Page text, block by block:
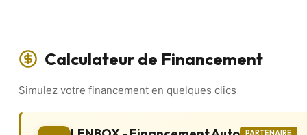
Visualisez votre futur véhicule sous tous ses angles grâce à
l’historique d’entretien directement sur votre téléphone, sans
Extérieur et Châssis
Calculateur de Financement
Simulez votre financement en quelques clics
PARTENAIRE